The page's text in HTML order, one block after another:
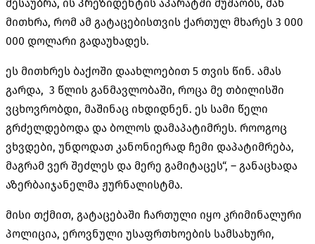
მესაუბრა, ის პრეზიდენტის აპარატში მუშაობს, მან
მითხრა, რომ ამ გატაცებისთვის ქართულ მხარეს 3 000
000 დოლარი გადაუხადეს.
ეს მითხრეს ბაქოში დაახლოებით 5 თვის წინ. ამას
გარდა, 3 წლის განმავლობაში, როცა მე თბილისში
ვცხოვრობდი, მაშინაც იხდიდნენ. ეს სამი წელი
გრძელდებოდა და ბოლოს დამაპატიმრეს. როოგოც
ვხვდები, უნდოდათ კანონიერად ჩემი დაპატიმრება,
მაგრამ ვერ შეძლეს და მერე გამიტაცეს“, – განაცხადა
აზერბაიჯანელმა ჟურნალისტმა.
მისი თქმით, გატაცებაში ჩართული იყო კრიმინალური
პოლიცია, ეროვნული უსაფრთხოების სამსახური,